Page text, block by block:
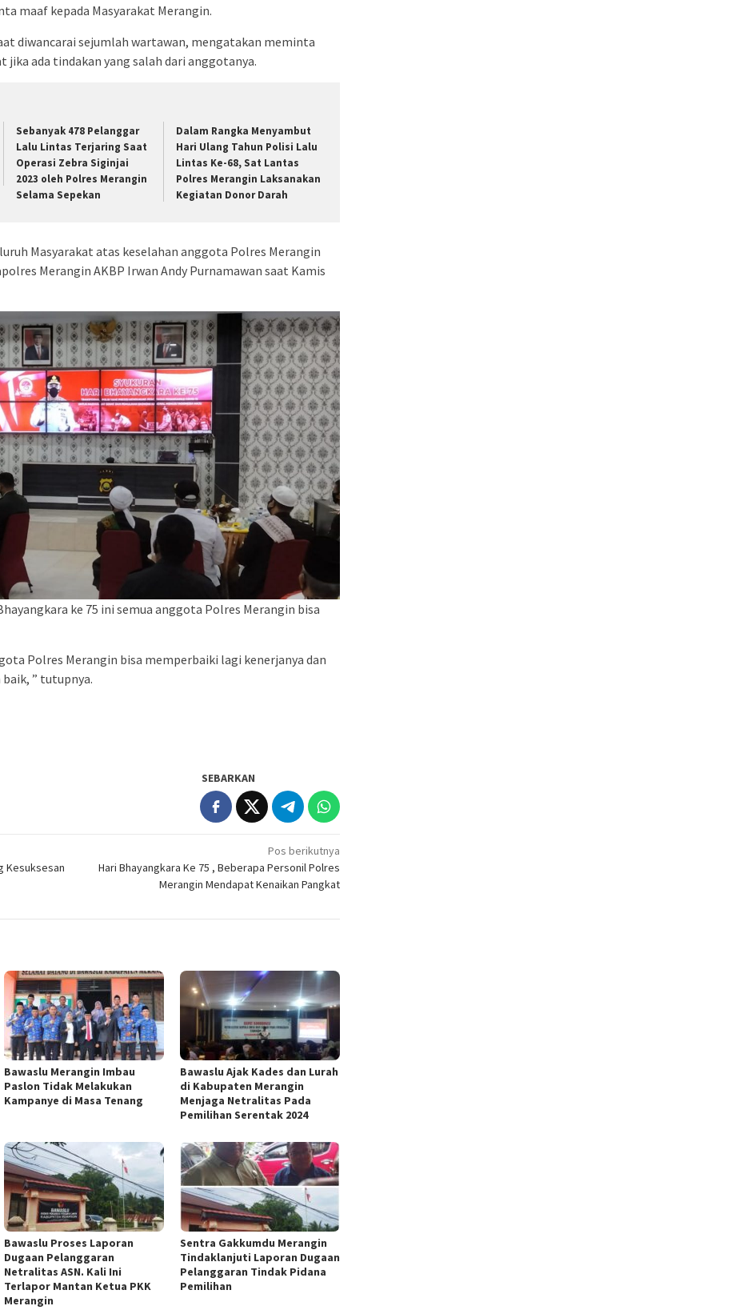
maaf kepada Masyarakat Merangin.
diwancarai sejumlah wartawan, mengatakan meminta
jika ada tindakan yang salah dari anggotanya.
Sebanyak 478 Pelanggar
Lalu Lintas Terjaring Saat
Operasi Zebra Siginjai
2023 oleh Polres Merangin
Selama Sepekan
Dalam Rangka Menyambut
Hari Ulang Tahun Polisi Lalu
Lintas Ke-68, Sat Lantas
Polres Merangin Laksanakan
Kegiatan Donor Darah
Masyarakat atas keselahan anggota Polres Merangin
Merangin AKBP Irwan Andy Purnamawan saat Kamis
ke 75 ini semua anggota Polres Merangin bisa
Polres Merangin bisa memperbaiki lagi kenerjanya dan
” tutupnya.
SEBARKAN
Kesuksesan
Pos berikutnya
Hari Bhayangkara Ke 75 , Beberapa Personil Polres
Merangin Mendapat Kenaikan Pangkat
Bawaslu Merangin Imbau
Paslon Tidak Melakukan
Kampanye di Masa Tenang
Bawaslu Ajak Kades dan Lurah
di Kabupaten Merangin
Menjaga Netralitas Pada
Pemilihan Serentak 2024
Bawaslu Proses Laporan
Dugaan Pelanggaran
Netralitas ASN. Kali Ini
Terlapor Mantan Ketua PKK
Merangin
Sentra Gakkumdu Merangin
Tindaklanjuti Laporan Dugaan
Pelanggaran Tindak Pidana
Pemilihan